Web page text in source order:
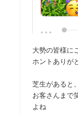
大勢の皆様に
ホントありが
芝生があると
お客さんまで
よね